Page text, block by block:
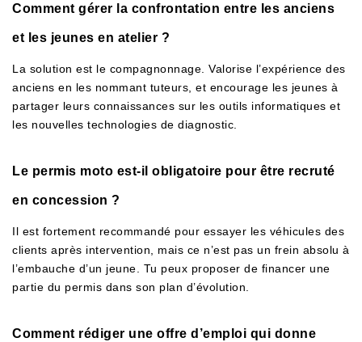
Comment gérer la confrontation entre les anciens
et les jeunes en atelier ?
La solution est le compagnonnage. Valorise l’expérience des
anciens en les nommant tuteurs, et encourage les jeunes à
partager leurs connaissances sur les outils informatiques et
les nouvelles technologies de diagnostic.
Le permis moto est-il obligatoire pour être recruté
en concession ?
Il est fortement recommandé pour essayer les véhicules des
clients après intervention, mais ce n’est pas un frein absolu à
l’embauche d’un jeune. Tu peux proposer de financer une
partie du permis dans son plan d’évolution.
Comment rédiger une offre d’emploi qui donne